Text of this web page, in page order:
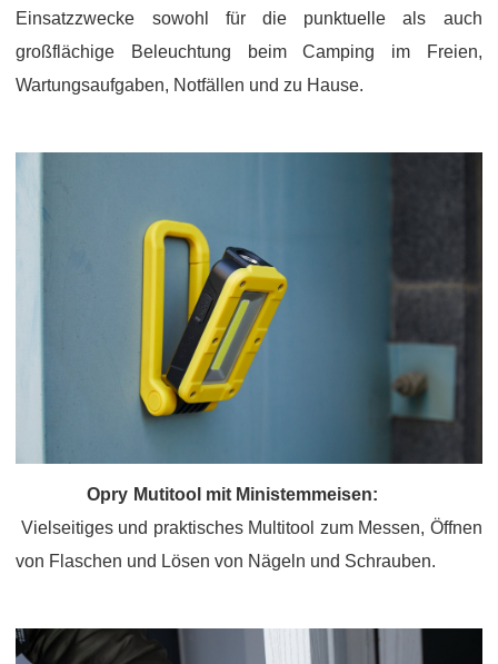
Einsatzzwecke sowohl für die punktuelle als auch
großflächige Beleuchtung beim Camping im Freien,
Wartungsaufgaben, Notfällen und zu Hause.
Opry Mutitool mit Ministemmeisen:
Vielseitiges und praktisches Multitool zum Messen, Öffnen
von Flaschen und Lösen von Nägeln und Schrauben.